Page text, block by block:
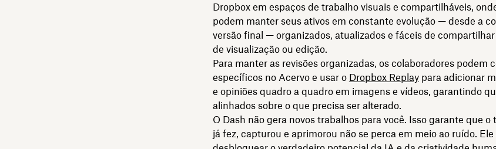
Dropbox em espaços de trabalho visuais e compartilháveis,
podem manter seus ativos em constante evolução — desde a
versão final — organizados, atualizados e fáceis de
de visualização ou edição.
Para manter as revisões organizadas, os colaboradores podem
específicos no Acervo e usar o Dropbox Replaypara adicionar
e opiniões quadro a quadro em imagens e vídeos, garantindo
alinhados sobre o que precisa ser alterado.
O Dash não gera novos trabalhos para você. Isso garante que o
já fez, capturou e aprimorou não se perca em meio ao ruído. Ele